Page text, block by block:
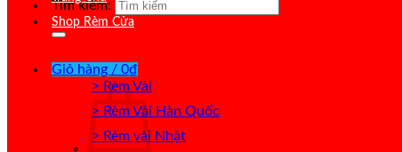
Tìm kiếm:
Giỏ hàng / 0₫
Shop Rèm Cửa
> Rèm Vải
> Rèm Vải Hàn Quốc
> Rèm vải Nhật